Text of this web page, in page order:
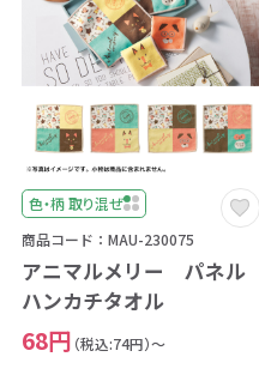
色・柄 取り混ぜ
商品コード：MAU-230075
アニマルメリー パネル
ハンカチタオル
68円 （税込:74円）～